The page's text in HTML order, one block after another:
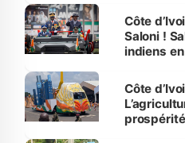
Côte
Saloni !
indiens
Côte
prospérité